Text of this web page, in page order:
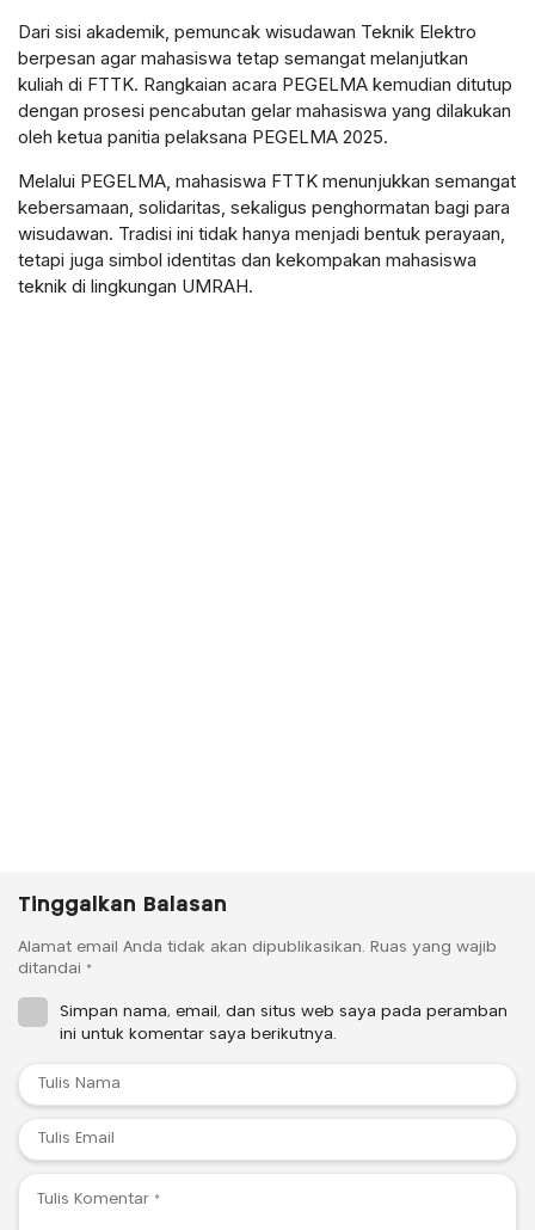
Dari sisi akademik, pemuncak wisudawan Teknik Elektro
berpesan agar mahasiswa tetap semangat melanjutkan
kuliah di FTTK. Rangkaian acara PEGELMA kemudian ditutup
dengan prosesi pencabutan gelar mahasiswa yang dilakukan
oleh ketua panitia pelaksana PEGELMA 2025.
Melalui PEGELMA, mahasiswa FTTK menunjukkan semangat
kebersamaan, solidaritas, sekaligus penghormatan bagi para
wisudawan. Tradisi ini tidak hanya menjadi bentuk perayaan,
tetapi juga simbol identitas dan kekompakan mahasiswa
teknik di lingkungan UMRAH.
Tinggalkan Balasan
Alamat email Anda tidak akan dipublikasikan. Ruas yang wajib
ditandai *
Simpan nama, email, dan situs web saya pada peramban
ini untuk komentar saya berikutnya.